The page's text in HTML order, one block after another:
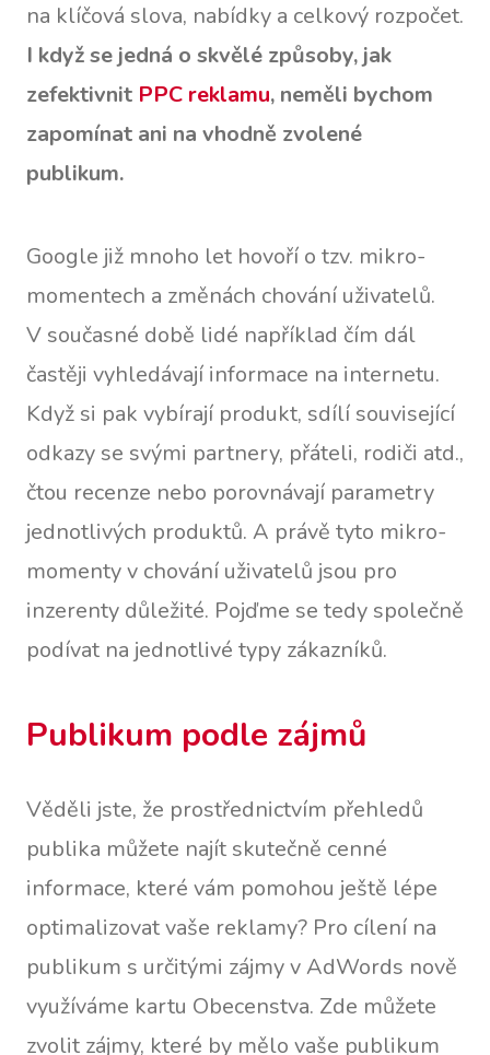
na klíčová slova, nabídky a celkový rozpočet.
I když se jedná o skvělé způsoby, jak
zefektivnit PPC reklamu, neměli bychom
zapomínat ani na vhodně zvolené
publikum.
Google již mnoho let hovoří o tzv. mikro-
momentech a změnách chování uživatelů.
V současné době lidé například čím dál
častěji vyhledávají informace na internetu.
Když si pak vybírají produkt, sdílí související
odkazy se svými partnery, přáteli, rodiči atd.,
čtou recenze nebo porovnávají parametry
jednotlivých produktů. A právě tyto mikro-
momenty v chování uživatelů jsou pro
inzerenty důležité. Pojďme se tedy společně
podívat na jednotlivé typy zákazníků.
Publikum podle zájmů
Věděli jste, že prostřednictvím přehledů
publika můžete najít skutečně cenné
informace, které vám pomohou ještě lépe
optimalizovat vaše reklamy? Pro cílení na
publikum s určitými zájmy v AdWords nově
využíváme kartu Obecenstva. Zde můžete
zvolit zájmy, které by mělo vaše publikum